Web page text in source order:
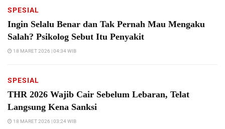
SPESIAL
Ingin Selalu Benar dan Tak Pernah Mau Mengaku
Salah? Psikolog Sebut Itu Penyakit
18 MARET 2026 | 04:34 WIB
SPESIAL
THR 2026 Wajib Cair Sebelum Lebaran, Telat
Langsung Kena Sanksi
18 MARET 2026 | 03:24 WIB